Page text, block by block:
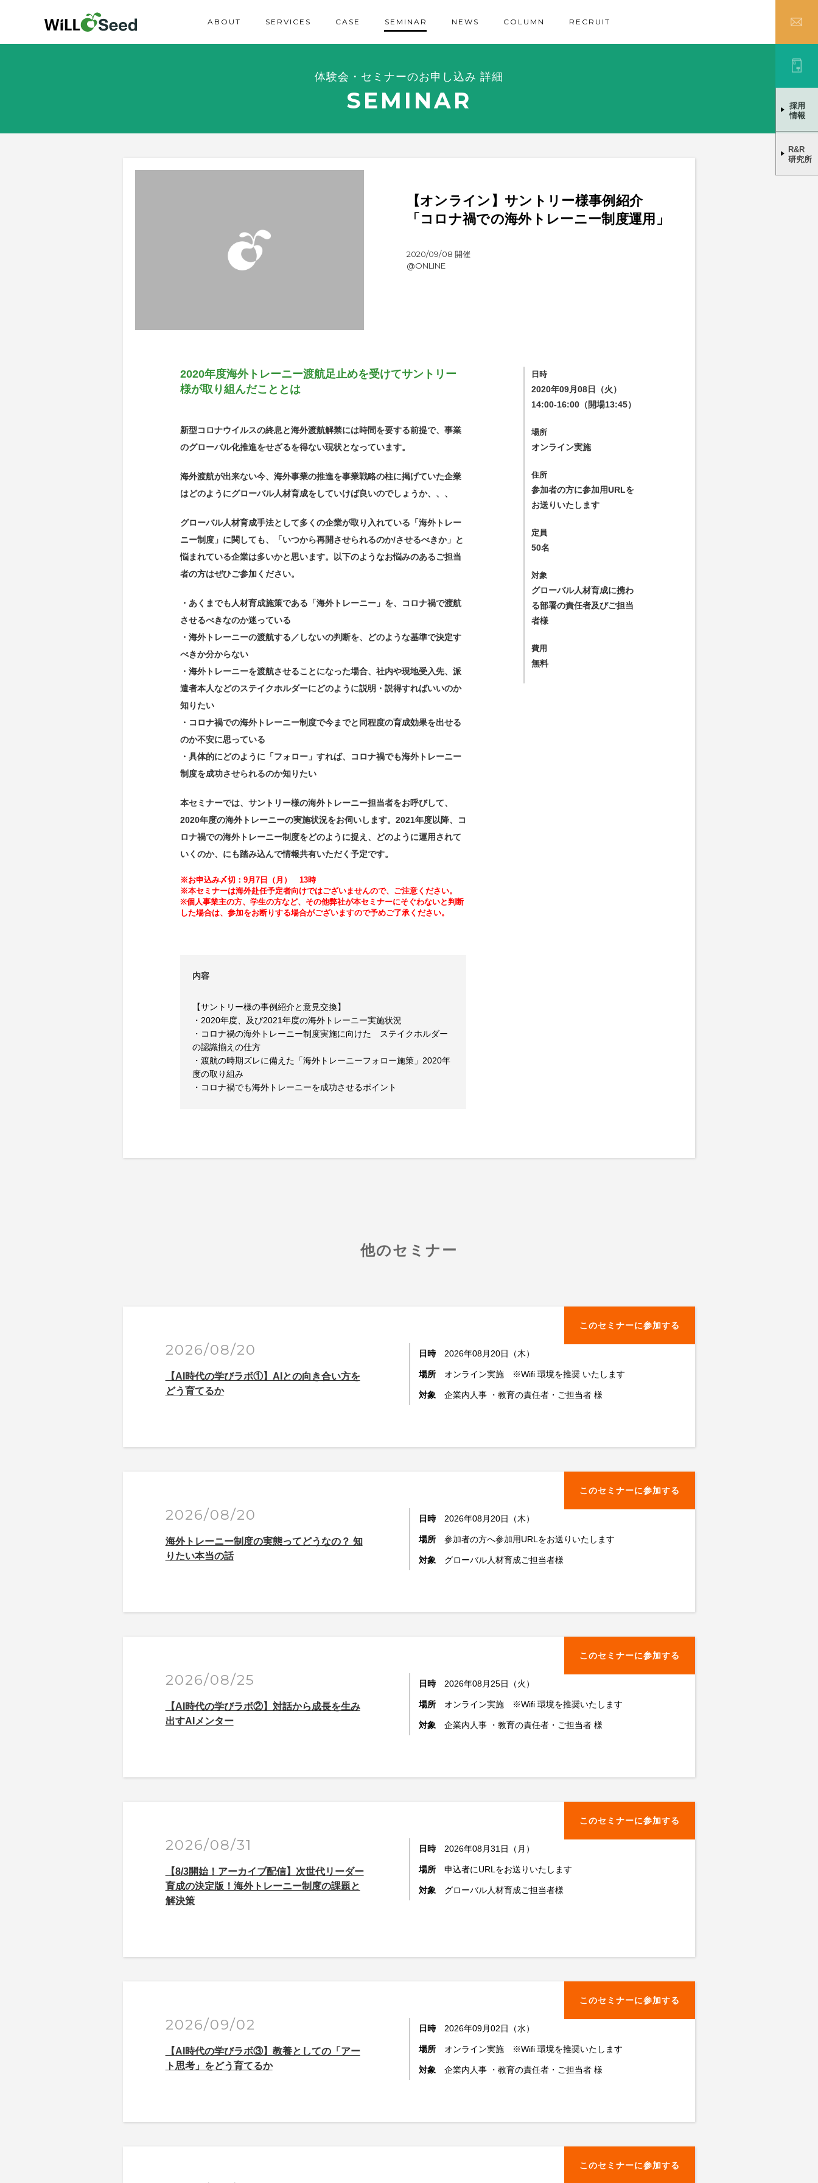
ABOUT SERVICES CASE SEMINAR NEWS COLUMN RECRUIT
採用
情報
R&R
研究所
体験会・セミナーのお申し込み 詳細
SEMINAR
【オンライン】サントリー様事例紹介
「コロナ禍での海外トレーニー制度運用」
2020/09/08 開催
@ONLINE
2020年度海外トレーニー渡航足止めを受けてサントリー
様が取り組んだこととは
新型コロナウイルスの終息と海外渡航解禁には時間を要する前提で、事業
のグローバル化推進をせざるを得ない現状となっています。
海外渡航が出来ない今、海外事業の推進を事業戦略の柱に掲げていた企業
はどのようにグローバル人材育成をしていけば良いのでしょうか、、、
グローバル人材育成手法として多くの企業が取り入れている「海外トレー
ニー制度」に関しても、「いつから再開させられるのか/させるべきか」と
悩まれている企業は多いかと思います。以下のようなお悩みのあるご担当
者の方はぜひご参加ください。
・あくまでも人材育成施策である「海外トレーニー」を、コロナ禍で渡航
させるべきなのか迷っている
・海外トレーニーの渡航する／しないの判断を、どのような基準で決定す
べきか分からない
・海外トレーニーを渡航させることになった場合、社内や現地受入先、派
遣者本人などのステイクホルダーにどのように説明・説得すればいいのか
知りたい
・コロナ禍での海外トレーニー制度で今までと同程度の育成効果を出せる
のか不安に思っている
・具体的にどのように「フォロー」すれば、コロナ禍でも海外トレーニー
制度を成功させられるのか知りたい
本セミナーでは、サントリー様の海外トレーニー担当者をお呼びして、
2020年度の海外トレーニーの実施状況をお伺いします。2021年度以降、コ
ロナ禍での海外トレーニー制度をどのように捉え、どのように運用されて
いくのか、にも踏み込んで情報共有いただく予定です。
※お申込み〆切：9月7日（月） 13時
※本セミナーは海外赴任予定者向けではございませんので、ご注意ください。
※個人事業主の方、学生の方など、その他弊社が本セミナーにそぐわないと判断
した場合は、参加をお断りする場合がございますので予めご了承ください。
内容
【サントリー様の事例紹介と意見交換】
・2020年度、及び2021年度の海外トレーニー実施状況
・コロナ禍の海外トレーニー制度実施に向けた ステイクホルダー
の認識揃えの仕方
・渡航の時期ズレに備えた「海外トレーニーフォロー施策」2020年
度の取り組み
・コロナ禍でも海外トレーニーを成功させるポイント
日時
2020年09月08日（火）
14:00-16:00（開場13:45）
場所
オンライン実施
住所
参加者の方に参加用URLを
お送りいたします
定員
50名
対象
グローバル人材育成に携わ
る部署の責任者及びご担当
者様
費用
無料
他のセミナー
2026/08/20
【AI時代の学びラボ①】AIとの向き合い方を
どう育てるか
日時 2026年08月20日（木）
場所 オンライン実施 ※Wifi 環境を推奨 いたします
対象 企業内人事 ・教育の責任者・ご担当者 様
このセミナーに参加する
2026/08/20
海外トレーニー制度の実態ってどうなの？ 知
りたい本当の話
日時 2026年08月20日（木）
場所 参加者の方へ参加用URLをお送りいたします
対象 グローバル人材育成ご担当者様
このセミナーに参加する
2026/08/25
【AI時代の学びラボ②】対話から成長を生み
出すAIメンター
日時 2026年08月25日（火）
場所 オンライン実施 ※Wifi 環境を推奨いたします
対象 企業内人事 ・教育の責任者・ご担当者 様
このセミナーに参加する
2026/08/31
【8/3開始！アーカイブ配信】次世代リーダー
育成の決定版！海外トレーニー制度の課題と
解決策
日時 2026年08月31日（月）
場所 申込者にURLをお送りいたします
対象 グローバル人材育成ご担当者様
このセミナーに参加する
2026/09/02
【AI時代の学びラボ③】教養としての「アー
ト思考」をどう育てるか
日時 2026年09月02日（水）
場所 オンライン実施 ※Wifi 環境を推奨いたします
対象 企業内人事 ・教育の責任者・ご担当者 様
このセミナーに参加する
このセミナーに参加する